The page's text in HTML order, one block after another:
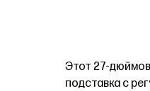
Этот 27-
подставка с